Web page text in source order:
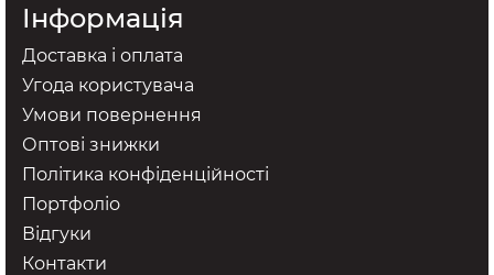
Інформація
Доставка і оплата
Угода користувача
Умови повернення
Оптові знижки
Політика конфіденційності
Портфоліо
Відгуки
Контакти